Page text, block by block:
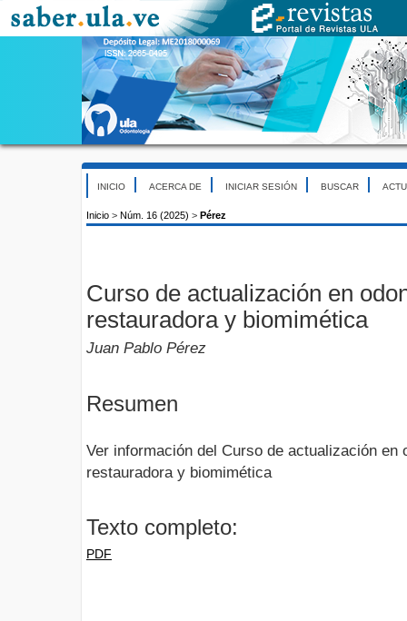
INICIO ACERCA DE INICIAR SESIÓN BUSCAR
Inicio > Núm. 16 (2025) > Pérez
Curso de actualización en
restauradora y biomimética
Juan Pablo Pérez
Resumen
Ver información del Curso de actualización en
restauradora y biomimética
Texto completo:
PDF